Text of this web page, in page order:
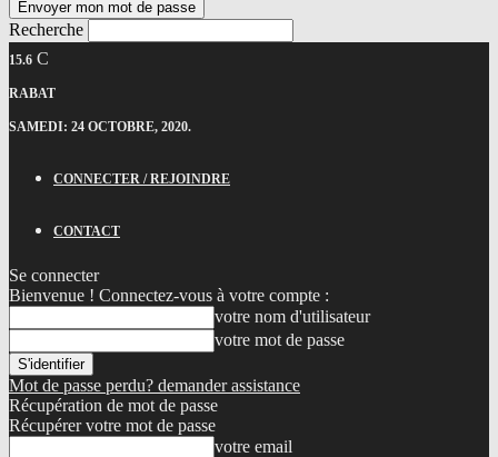
Recherche
15.6 C
RABAT
SAMEDI: 24 OCTOBRE, 2020.
CONNECTER / REJOINDRE
CONTACT
Se connecter
Bienvenue ! Connectez-vous à votre compte :
votre nom d'utilisateur
votre mot de passe
Mot de passe perdu? demander assistance
Récupération de mot de passe
Récupérer votre mot de passe
votre email